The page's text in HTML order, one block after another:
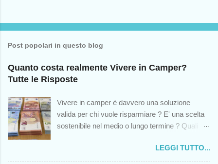
Post popolari in questo blog
Quanto costa realmente Vivere in Camper?
Tutte le Risposte
Vivere in camper è davvero una soluzione
valida per chi vuole risparmiare ? E' una scelta
sostenibile nel medio o lungo termine ? Quali
Queste sono solo alcuni dei dubbi che colgono -
o dovrebbero cogliere - chiunque abbia mai
LEGGI TUTTO...